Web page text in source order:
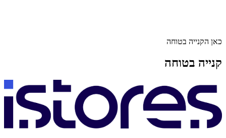
כאן הקנייה בטוחה
קנייה בטוחה